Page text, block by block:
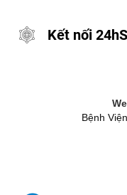
Kết nối
Bệnh